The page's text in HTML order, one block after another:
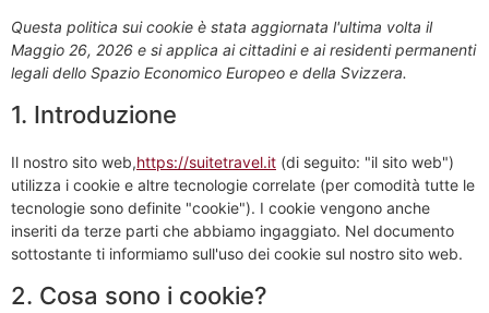
Questa politica sui cookie è stata aggiornata l'ultima volta il
Maggio 26, 2026 e si applica ai cittadini e ai residenti permanenti
legali dello Spazio Economico Europeo e della Svizzera.
1. Introduzione
Il nostro sito web,https://suitetravel.it (di seguito: "il sito web")
utilizza i cookie e altre tecnologie correlate (per comodità tutte le
tecnologie sono definite "cookie"). I cookie vengono anche
inseriti da terze parti che abbiamo ingaggiato. Nel documento
sottostante ti informiamo sull'uso dei cookie sul nostro sito web.
2. Cosa sono i cookie?